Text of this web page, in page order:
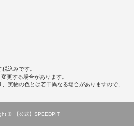
込みです。
更する場合があります。
実物の色とは若干異なる場合がありますので、
© 【公式】SPEEDPIT